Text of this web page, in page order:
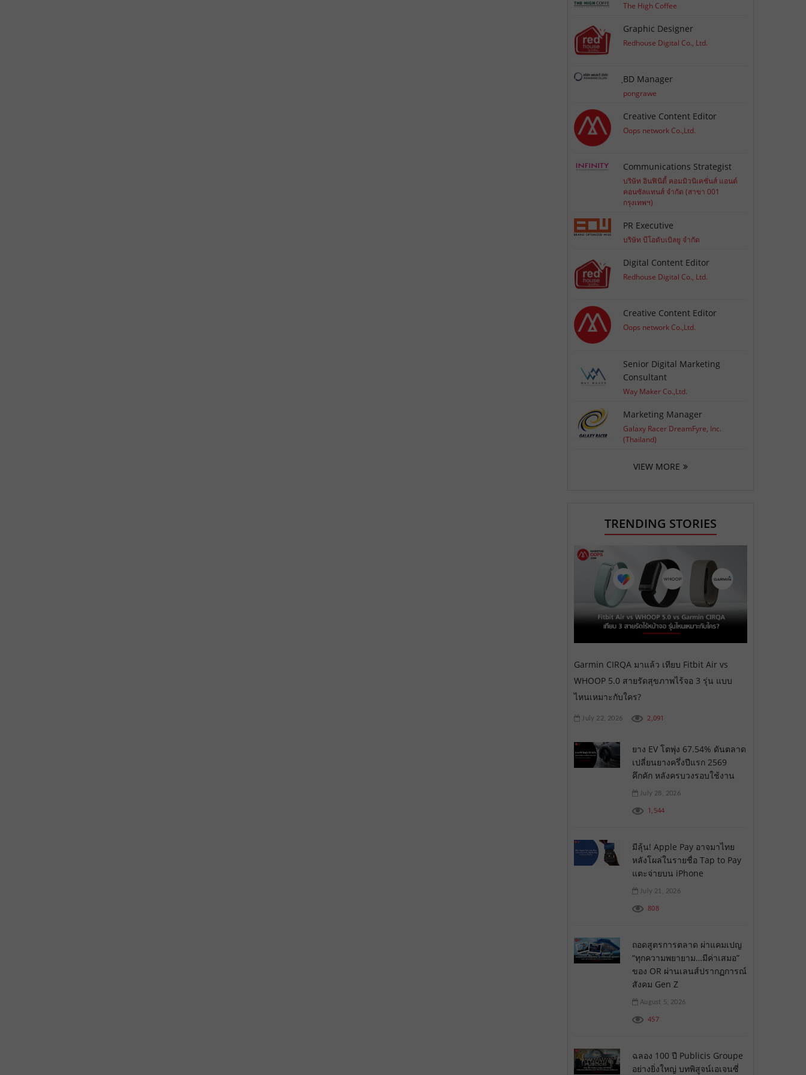
The High Coffee
Graphic Designer
Redhouse Digital Co., Ltd.
ฺBD Manager
pongrawe
Creative Content Editor
Oops network Co.,Ltd.
Communications Strategist
บริษัท อินฟินิตี้ คอมมิวนิเคชั่นส์ แอนด์
คอนซัลแทนส์ จำกัด (สาขา 001
กรุงเทพฯ)
PR Executive
บริษัท บีโอดับเบิลยู จำกัด
Digital Content Editor
Redhouse Digital Co., Ltd.
Creative Content Editor
Oops network Co.,Ltd.
Senior Digital Marketing
Consultant
Way Maker Co.,Ltd.
Marketing Manager
Galaxy Racer DreamFyre, Inc.
(Thailand)
VIEW MORE
TRENDING STORIES
Garmin CIRQA มาแล้ว เทียบ Fitbit Air vs
WHOOP 5.0 สายรัดสุขภาพไร้จอ 3 รุ่น แบบ
ไหนเหมาะกับใคร?
July 22, 2026 2,091
ยาง EV โตพุ่ง 67.54% ดันตลาด
เปลี่ยนยางครึ่งปีแรก 2569
คึกคัก หลังครบวงรอบใช้งาน
July 28, 2026
1,544
มีลุ้น! Apple Pay อาจมาไทย
หลังโผล่ในรายชื่อ Tap to Pay
แตะจ่ายบน iPhone
July 21, 2026
808
ถอดสูตรการตลาด ผ่าแคมเปญ
“ทุกความพยายาม…มีค่าเสมอ”
ของ OR ผ่านเลนส์ปรากฏการณ์
สังคม Gen Z
August 5, 2026
457
ฉลอง 100 ปี Publicis Groupe
อย่างยิ่งใหญ่ บทพิสูจน์เอเจนซี่